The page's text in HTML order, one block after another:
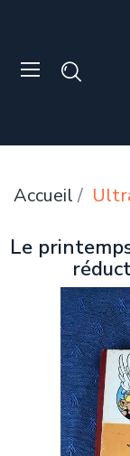
Accueil
Le